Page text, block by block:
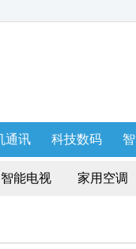
通讯 科技数码
智能电视 家用空调